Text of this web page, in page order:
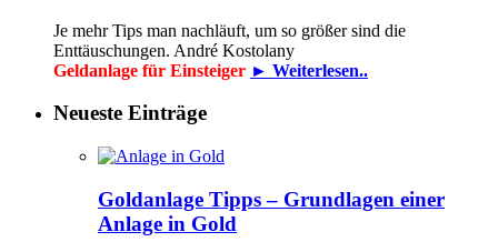
Je mehr Tips man nachläuft, um so größer sind die
Enttäuschungen. André Kostolany
Geldanlage für Einsteiger ► Weiterlesen..
Neueste Einträge
Goldanlage Tipps – Grundlagen einer
Anlage in Gold